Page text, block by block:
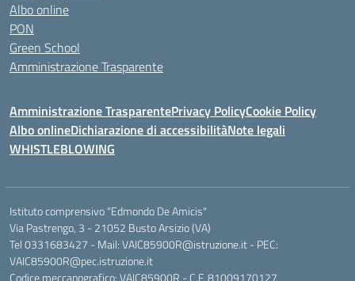
Albo online
PON
Green School
Amministrazione Trasparente
Amministrazione TrasparentePrivacy PolicyCookie Policy
Albo onlineDichiarazione di accessibilitàNote legali
WHISTLEBLOWING
Istituto comprensivo "Edmondo De Amicis"
Via Pastrengo, 3 - 21052 Busto Arsizio (VA)
Tel 0331683427 - Mail: VAIC85900R@istruzione.it - PEC:
VAIC85900R@pec.istruzione.it
Codice meccanografico: VAIC85900R - C.F. 81009170127